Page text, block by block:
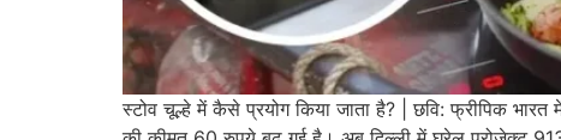
स्टोव चूल्हे में कैसे प्रयोग किया जाता है? | छवि: फ्रीपिक